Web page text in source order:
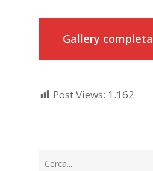
Gallery completa
Post Views: 1.162